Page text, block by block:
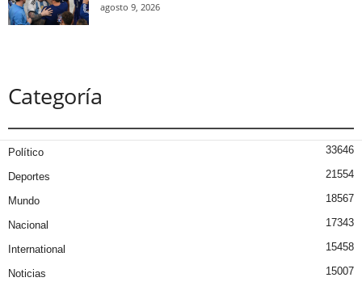
agosto 9, 2026
Categoría
Político 33646
Deportes 21554
Mundo 18567
Nacional 17343
International 15458
Noticias 15007